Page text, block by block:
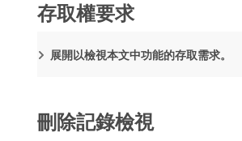
存取權要求
展開以檢視本文中功能的存取需求。
刪除記錄檢視